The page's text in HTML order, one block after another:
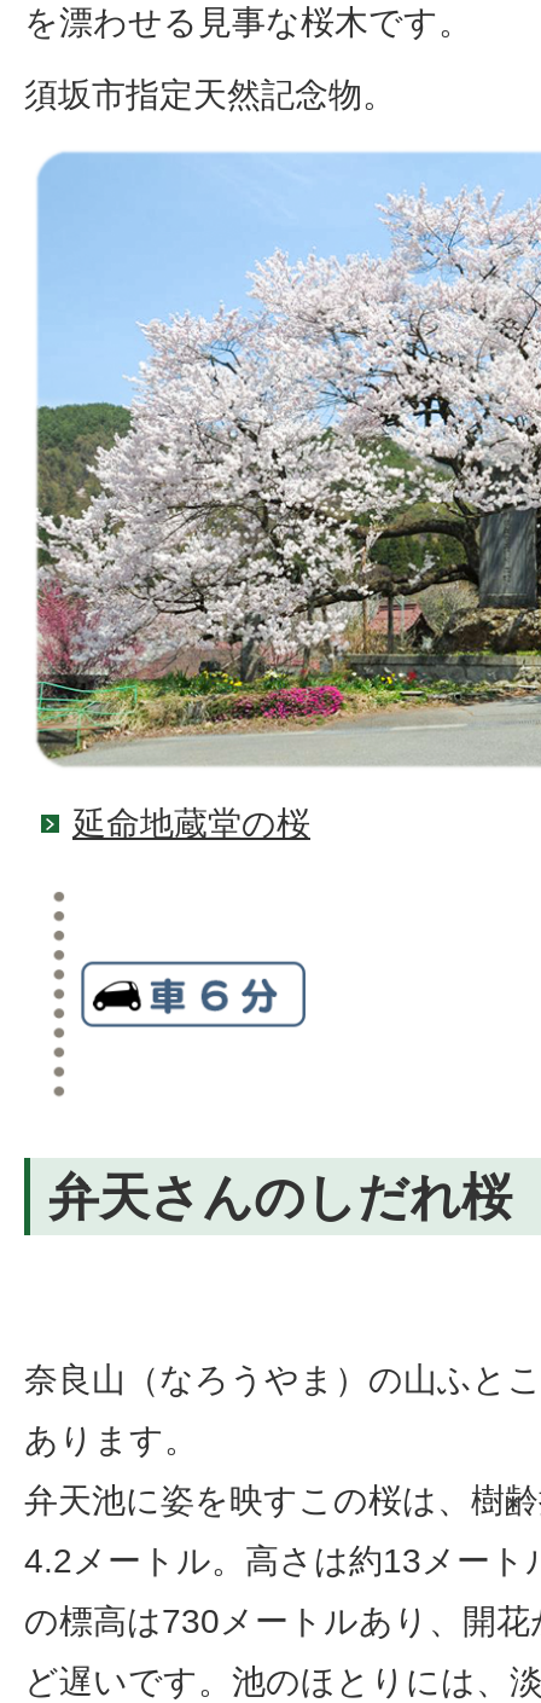
を漂わせる見事な桜木です。
須坂市指定天然記念物。
延命地蔵堂の桜
弁天さんのしだれ桜
奈良山（なろうやま）の山ふと
あります。
弁天池に姿を映すこの桜は、樹
4.2メートル。高さは約13メート
の標高は730メートルあり、開
ど遅いです。池のほとりには、